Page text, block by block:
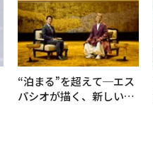
“泊まる”を超えて─エス
パシオが描く、新しい日